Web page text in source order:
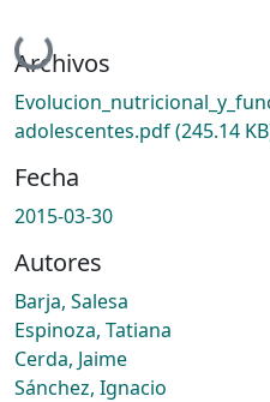
Cargando...
Archivos
adolescentes.pdf(245.14
Fecha
2015-03-30
Autores
Barja, Salesa
Espinoza, Tatiana
Cerda, Jaime
Sánchez, Ignacio